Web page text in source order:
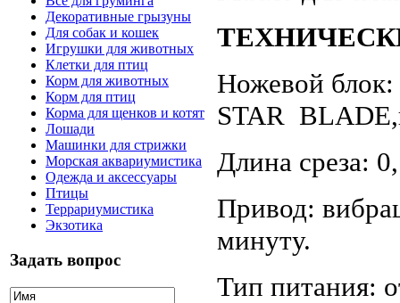
Декоративные грызуны
Для собак и кошек
Игрушки для животных
Клетки для птиц
Корм для животных
Корм для птиц
Корма для щенков и котят
Лошади
Машинки для стрижки
Морская аквариумистика
Одежда и аксессуары
Птицы
Террариумистика
Экзотика
Задать вопрос
Ножевой
STAR
Длина среза:
Привод:
минуту.
Тип питания: